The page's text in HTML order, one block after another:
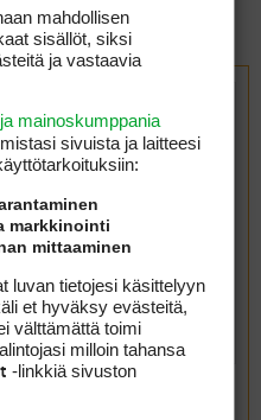
6)
draivit?
mahdollisen
sisällöt, siksi
ja vastaavia
mainoskumppania
sivuista ja laitteesi
markkinointi
mittaaminen
luvan tietojesi käsittelyyn
et hyväksy evästeitä,
välttämättä toimi
milloin tahansa
-linkkiä sivuston